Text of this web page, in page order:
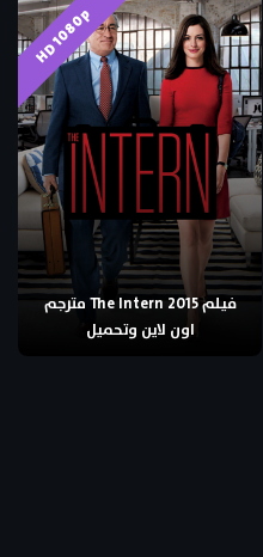
HD 1080p
فيلم The Intern 2015 مترجم
اون لاين وتحميل